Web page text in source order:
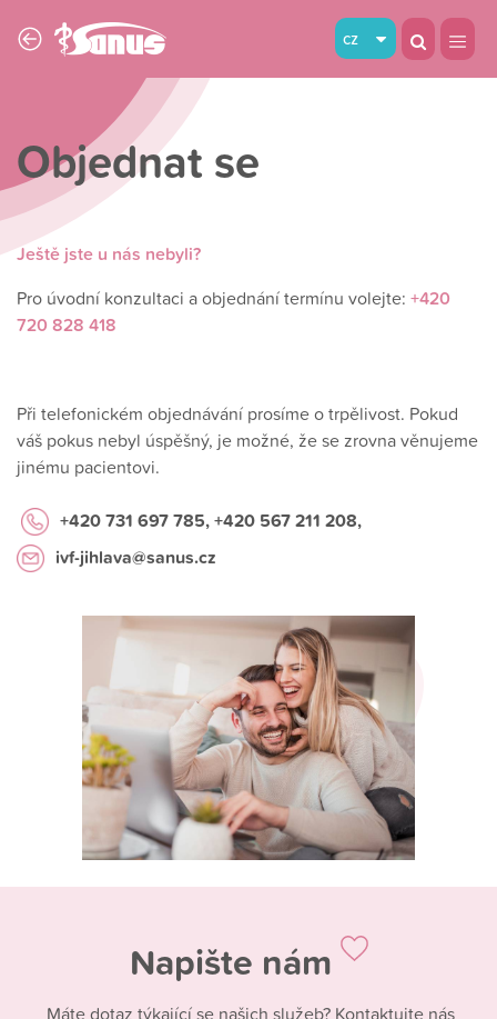
cz
Objednat se
Ještě jste u nás nebyli?
Pro úvodní konzultaci a objednání termínu volejte: +420
720 828 418
Při telefonickém objednávání prosíme o trpělivost. Pokud
váš pokus nebyl úspěšný, je možné, že se zrovna věnujeme
jinému pacientovi.
+420 731 697 785, +420 567 211 208,
ivf-jihlava@sanus.cz
Napište nám
Máte dotaz týkající se našich služeb? Kontaktujte nás